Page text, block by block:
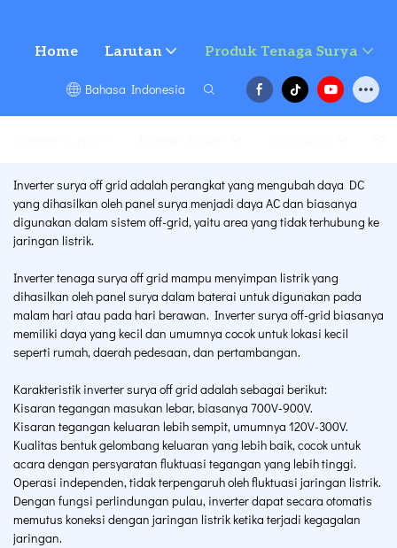
Home Larutan Produk Tenaga Surya
Bahasa Indonesia
Inverter surya off grid adalah perangkat yang mengubah daya DC
yang dihasilkan oleh panel surya menjadi daya AC dan biasanya
digunakan dalam sistem off-grid, yaitu area yang tidak terhubung ke
jaringan listrik.
Inverter tenaga surya off grid mampu menyimpan listrik yang
dihasilkan oleh panel surya dalam baterai untuk digunakan pada
malam hari atau pada hari berawan. Inverter surya off-grid biasanya
memiliki daya yang kecil dan umumnya cocok untuk lokasi kecil
seperti rumah, daerah pedesaan, dan pertambangan.
Karakteristik inverter surya off grid adalah sebagai berikut:
Kisaran tegangan masukan lebar, biasanya 700V-900V.
Kisaran tegangan keluaran lebih sempit, umumnya 120V-300V.
Kualitas bentuk gelombang keluaran yang lebih baik, cocok untuk
acara dengan persyaratan fluktuasi tegangan yang lebih tinggi.
Operasi independen, tidak terpengaruh oleh fluktuasi jaringan listrik.
Dengan fungsi perlindungan pulau, inverter dapat secara otomatis
memutus koneksi dengan jaringan listrik ketika terjadi kegagalan
jaringan.